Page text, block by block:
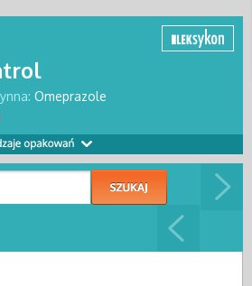
Omeprazole